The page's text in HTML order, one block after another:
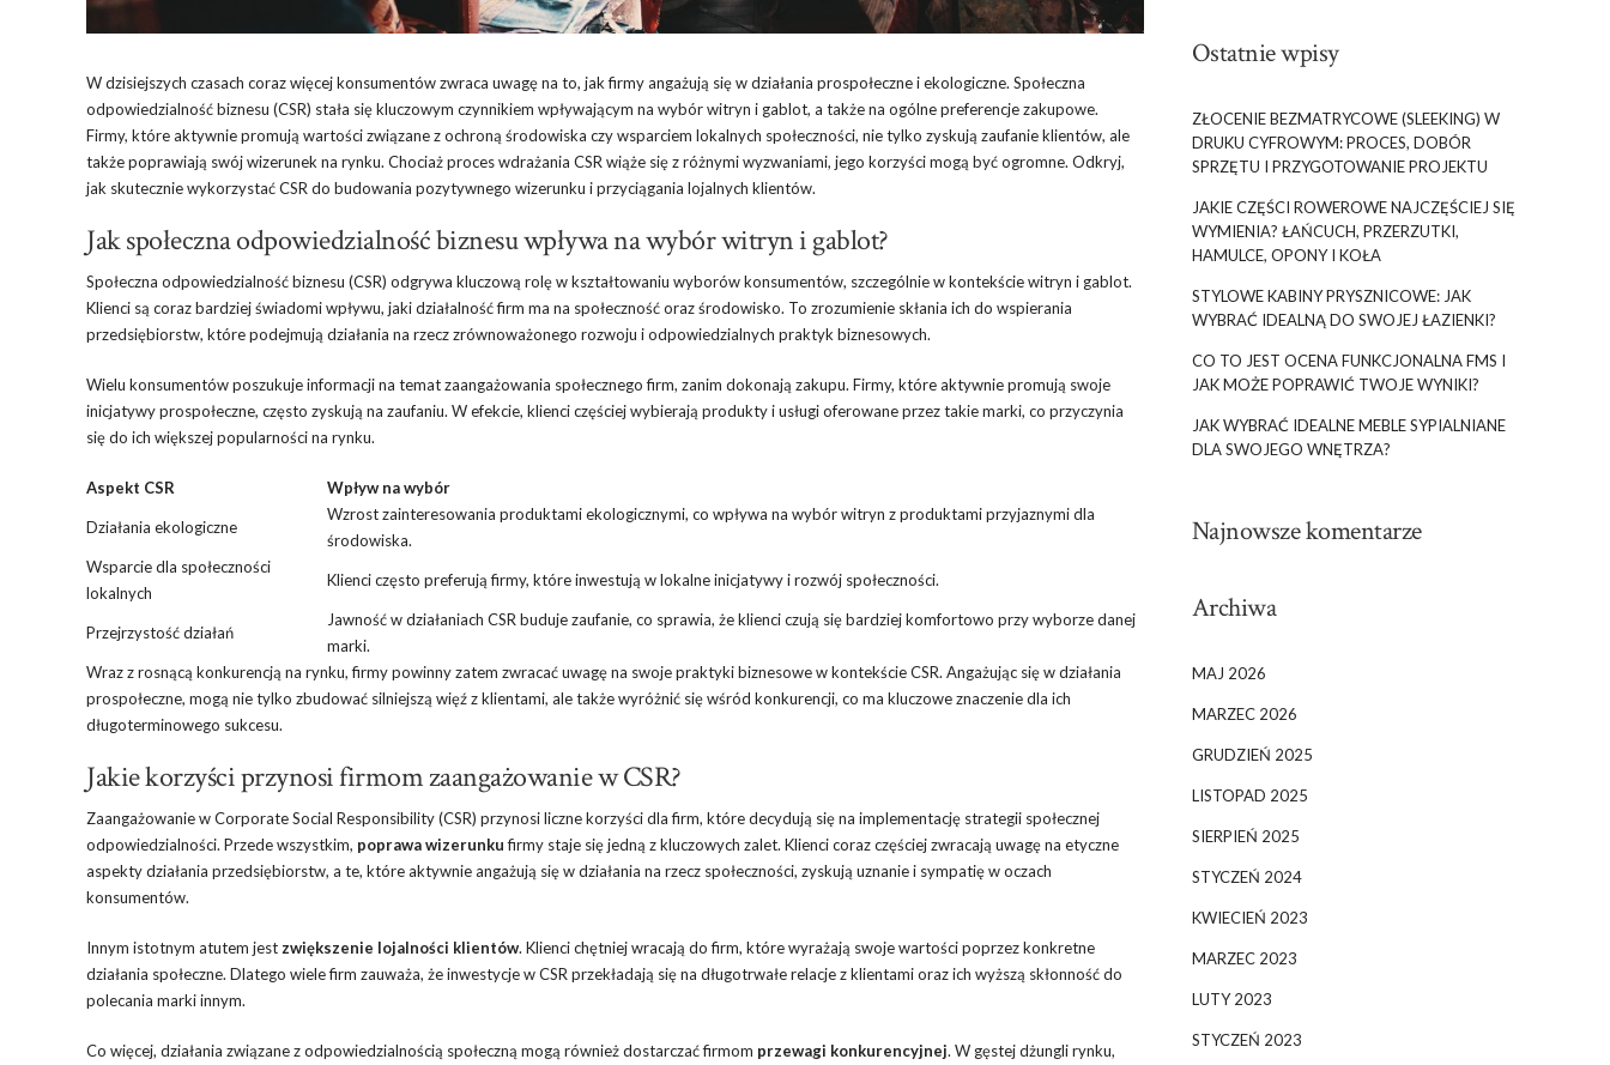
W dzisiejszych czasach coraz więcej konsumentów zwraca uwagę na to, jak firmy angażują się w działania prospołeczne i ekologiczne. Społeczna
odpowiedzialność biznesu (CSR) stała się kluczowym czynnikiem wpływającym na wybór witryn i gablot, a także na ogólne preferencje zakupowe.
Firmy, które aktywnie promują wartości związane z ochroną środowiska czy wsparciem lokalnych społeczności, nie tylko zyskują zaufanie klientów, ale
także poprawiają swój wizerunek na rynku. Chociaż proces wdrażania CSR wiąże się z różnymi wyzwaniami, jego korzyści mogą być ogromne. Odkryj,
jak skutecznie wykorzystać CSR do budowania pozytywnego wizerunku i przyciągania lojalnych klientów.
Jak społeczna odpowiedzialność biznesu wpływa na wybór witryn i gablot?
Społeczna odpowiedzialność biznesu (CSR) odgrywa kluczową rolę w kształtowaniu wyborów konsumentów, szczególnie w kontekście witryn i gablot.
Klienci są coraz bardziej świadomi wpływu, jaki działalność firm ma na społeczność oraz środowisko. To zrozumienie skłania ich do wspierania
przedsiębiorstw, które podejmują działania na rzecz zrównoważonego rozwoju i odpowiedzialnych praktyk biznesowych.
Wielu konsumentów poszukuje informacji na temat zaangażowania społecznego firm, zanim dokonają zakupu. Firmy, które aktywnie promują swoje
inicjatywy prospołeczne, często zyskują na zaufaniu. W efekcie, klienci częściej wybierają produkty i usługi oferowane przez takie marki, co przyczynia
się do ich większej popularności na rynku.
Aspekt CSR Wpływ na wybór
Działania ekologiczne
Wzrost zainteresowania produktami ekologicznymi, co wpływa na wybór witryn z produktami przyjaznymi dla
środowiska.
Wsparcie dla społeczności
lokalnych
Klienci często preferują firmy, które inwestują w lokalne inicjatywy i rozwój społeczności.
Przejrzystość działań
Jawność w działaniach CSR buduje zaufanie, co sprawia, że klienci czują się bardziej komfortowo przy wyborze danej
marki.
Wraz z rosnącą konkurencją na rynku, firmy powinny zatem zwracać uwagę na swoje praktyki biznesowe w kontekście CSR. Angażując się w działania
prospołeczne, mogą nie tylko zbudować silniejszą więź z klientami, ale także wyróżnić się wśród konkurencji, co ma kluczowe znaczenie dla ich
długoterminowego sukcesu.
Jakie korzyści przynosi firmom zaangażowanie w CSR?
Zaangażowanie w Corporate Social Responsibility (CSR) przynosi liczne korzyści dla firm, które decydują się na implementację strategii społecznej
odpowiedzialności. Przede wszystkim, poprawa wizerunkufirmy staje się jedną z kluczowych zalet. Klienci coraz częściej zwracają uwagę na etyczne
aspekty działania przedsiębiorstw, a te, które aktywnie angażują się w działania na rzecz społeczności, zyskują uznanie i sympatię w oczach
konsumentów.
Innym istotnym atutem jest zwiększenie lojalności klientów. Klienci chętniej wracają do firm, które wyrażają swoje wartości poprzez konkretne
działania społeczne. Dlatego wiele firm zauważa, że inwestycje w CSR przekładają się na długotrwałe relacje z klientami oraz ich wyższą skłonność do
polecania marki innym.
Co więcej, działania związane z odpowiedzialnością społeczną mogą również dostarczać firmom przewagi konkurencyjnej. W gęstej dżungli rynku,
Ostatnie wpisy
ZŁOCENIE BEZMATRYCOWE (SLEEKING) W
DRUKU CYFROWYM: PROCES, DOBÓR
SPRZĘTU I PRZYGOTOWANIE PROJEKTU
JAKIE CZĘŚCI ROWEROWE NAJCZĘŚCIEJ SIĘ
WYMIENIA? ŁAŃCUCH, PRZERZUTKI,
HAMULCE, OPONY I KOŁA
STYLOWE KABINY PRYSZNICOWE: JAK
WYBRAĆ IDEALNĄ DO SWOJEJ ŁAZIENKI?
CO TO JEST OCENA FUNKCJONALNA FMS I
JAK MOŻE POPRAWIĆ TWOJE WYNIKI?
JAK WYBRAĆ IDEALNE MEBLE SYPIALNIANE
DLA SWOJEGO WNĘTRZA?
Najnowsze komentarze
Archiwa
MAJ 2026
MARZEC 2026
GRUDZIEŃ 2025
LISTOPAD 2025
SIERPIEŃ 2025
STYCZEŃ 2024
KWIECIEŃ 2023
MARZEC 2023
LUTY 2023
STYCZEŃ 2023